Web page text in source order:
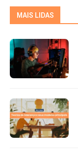
MAIS LIDAS